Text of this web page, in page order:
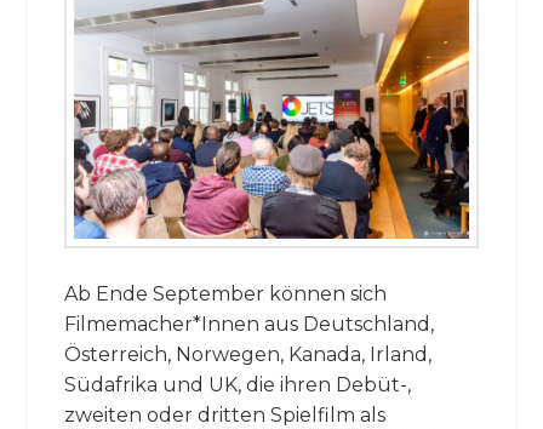
Ab Ende September können sich
Filmemacher*Innen aus Deutschland,
Österreich, Norwegen, Kanada, Irland,
Südafrika und UK, die ihren Debüt-,
zweiten oder dritten Spielfilm als